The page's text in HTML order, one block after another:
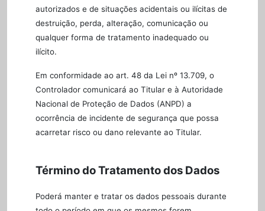
autorizados e de situações acidentais ou ilícitas de
destruição, perda, alteração, comunicação ou
qualquer forma de tratamento inadequado ou
ilícito.
Em conformidade ao art. 48 da Lei nº 13.709, o
Controlador comunicará ao Titular e à Autoridade
Nacional de Proteção de Dados (ANPD) a
ocorrência de incidente de segurança que possa
acarretar risco ou dano relevante ao Titular.
Término do Tratamento dos Dados
Poderá manter e tratar os dados pessoais durante